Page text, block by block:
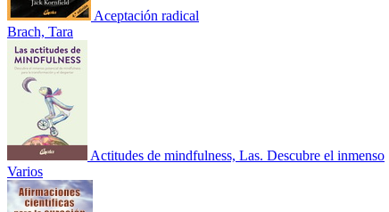
Aceptación radical
Brach, Tara
Actitudes de mindfulness, Las. Descubre el inmenso
Varios